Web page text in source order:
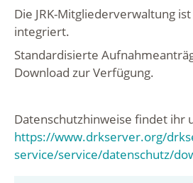
Die JRK-Mitgliederverwaltung
integriert.
Standardisierte
Download zur Verfügung.
Datenschutzhinweise findet ihr
https://www.drkserver.org/
service/service/datenschutz/